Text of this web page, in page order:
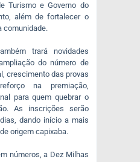
Turismo e Governo do
além de fortalecer o
comunidade.
trará novidades
do número de
crescimento das provas
na premiação,
para quem quebrar o
As inscrições serão
dando início a mais
origem capixaba.
números, a Dez Milhas